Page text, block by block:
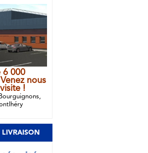
6 000
nous
!
LIVRAISON